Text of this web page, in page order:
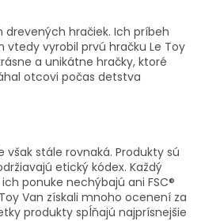
hračiek. Ich príbeh
vtedy vyrobil prvú hračku Le Toy
a unikátne hračky, ktoré
otcovi počas detstva
stále rovnaká. Produkty sú
etický kódex. Každý
ponuke nechýbajú ani FSC®
Van získali mnoho ocenení za
produkty spĺňajú najprísnejšie